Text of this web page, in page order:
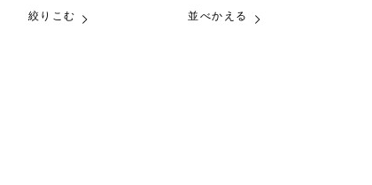
絞りこむ 並べかえる